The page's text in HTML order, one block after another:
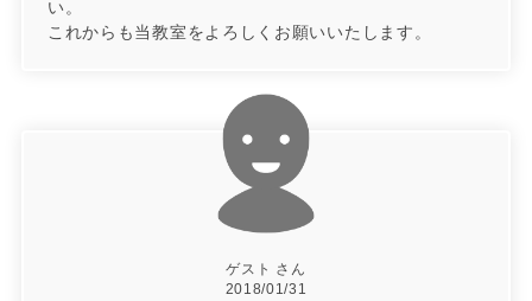
い。
これからも当教室をよろしくお願いいたします。
ゲスト さん
2018/01/31